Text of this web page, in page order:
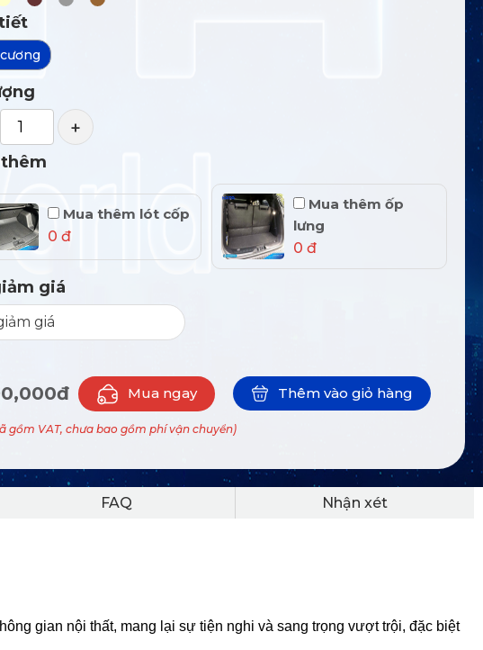
+
Mua thêm lót cốp
0 đ
Mua thêm ốp
lưng
0 đ
giá
Mua ngay Thêm vào giỏ hàng
gồm VAT, chưa bao gồm phí vận chuyển)
FAQ Nhận xét
gian nội thất, mang lại sự tiện nghi và sang trọng vượt trội, đặc biệt